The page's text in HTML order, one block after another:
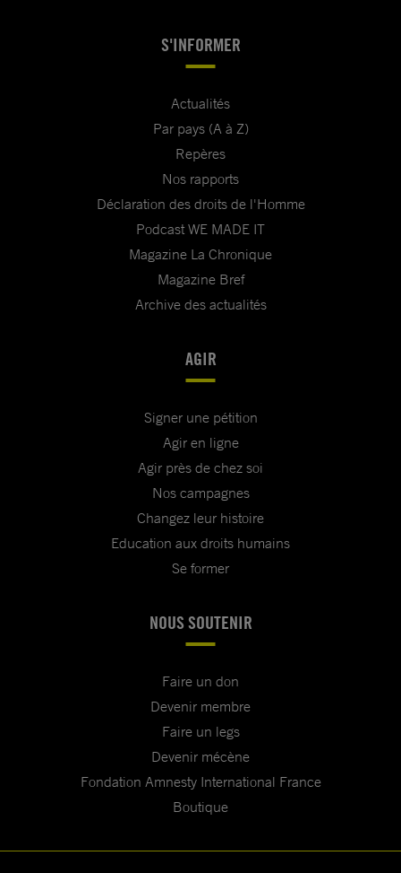
S'INFORMER
Actualités
Par pays (A à Z)
Repères
Nos rapports
Déclaration des droits de l'Homme
Podcast WE MADE IT
Magazine La Chronique
Magazine Bref
Archive des actualités
AGIR
Signer une pétition
Agir en ligne
Agir près de chez soi
Nos campagnes
Changez leur histoire
Education aux droits humains
Se former
NOUS SOUTENIR
Faire un don
Devenir membre
Faire un legs
Devenir mécène
Fondation Amnesty International France
Boutique